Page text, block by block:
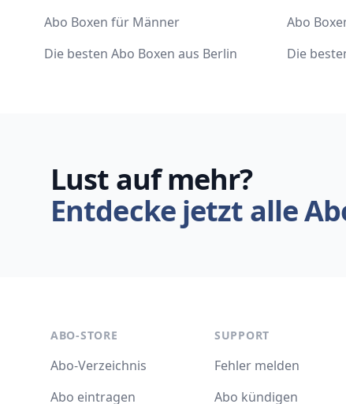
Abo Boxen für Männer
Abo
Die besten Abo Boxen aus Berlin
Die
Lust auf mehr?
Entdecke jetzt alle
ABO-STORE
Abo-Verzeichnis
Abo eintragen
SUPPORT
Fehler melden
Abo kündigen